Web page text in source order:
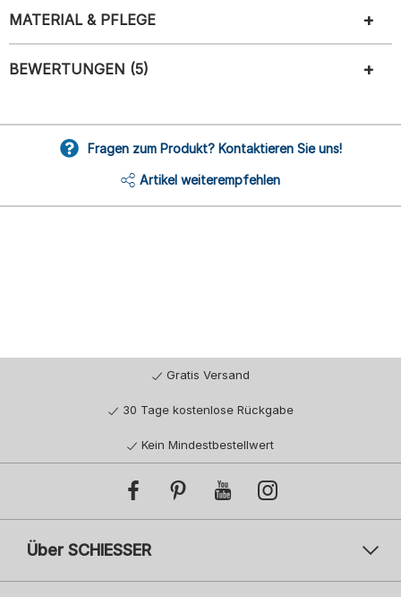
MATERIAL & PFLEGE
BEWERTUNGEN (5)
Fragen zum Produkt? Kontaktieren Sie uns!
Artikel weiterempfehlen
Gratis Versand
30 Tage kostenlose Rückgabe
Kein Mindestbestellwert
Über SCHIESSER